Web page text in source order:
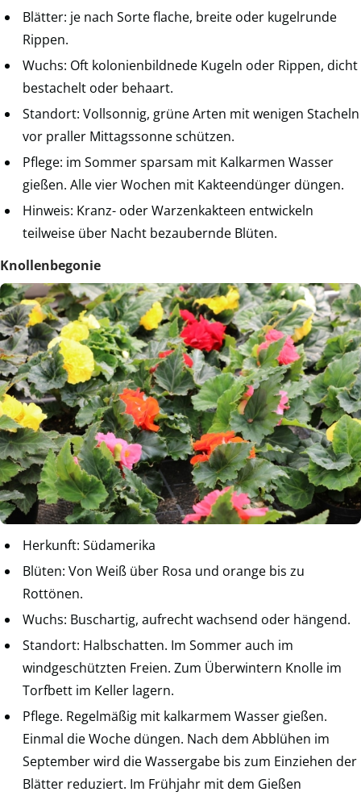
Blätter: je nach Sorte flache, breite oder kugelrunde
Rippen.
Wuchs: Oft kolonienbildnede Kugeln oder Rippen, dicht
bestachelt oder behaart.
Standort: Vollsonnig, grüne Arten mit wenigen Stacheln
vor praller Mittagssonne schützen.
Pflege: im Sommer sparsam mit Kalkarmen Wasser
gießen. Alle vier Wochen mit Kakteendünger düngen.
Hinweis: Kranz- oder Warzenkakteen entwickeln
teilweise über Nacht bezaubernde Blüten.
Knollenbegonie
Herkunft: Südamerika
Blüten: Von Weiß über Rosa und orange bis zu
Rottönen.
Wuchs: Buschartig, aufrecht wachsend oder hängend.
Standort: Halbschatten. Im Sommer auch im
windgeschützten Freien. Zum Überwintern Knolle im
Torfbett im Keller lagern.
Pflege. Regelmäßig mit kalkarmem Wasser gießen.
Einmal die Woche düngen. Nach dem Abblühen im
September wird die Wassergabe bis zum Einziehen der
Blätter reduziert. Im Frühjahr mit dem Gießen